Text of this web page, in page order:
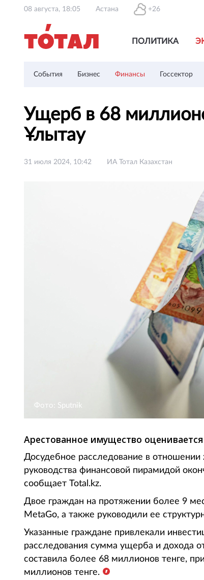
08 августа, 18:05 Астана +26
ПОЛИТИКА
События Бизнес Финансы Госсектор
Ущерб в 68
Ұлытау
31 июля 2024, 10:42 ИА Тотал Казахстан
Фото: Sputnik
Арестованное имущество
Досудебное расследование в
руководства финансовой пирамидой
сообщает Total.kz.
Двое граждан на протяжении более 9
MetaGo, а также руководили ее
Указанные граждане привлекали
расследования сумма ущерба и дохода
составила более 68 миллионов тенге,
миллионов тенге.